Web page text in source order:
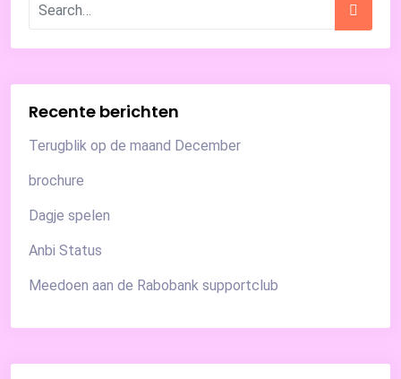
Recente berichten
Terugblik op de maand December
brochure
Dagje spelen
Anbi Status
Meedoen aan de Rabobank supportclub